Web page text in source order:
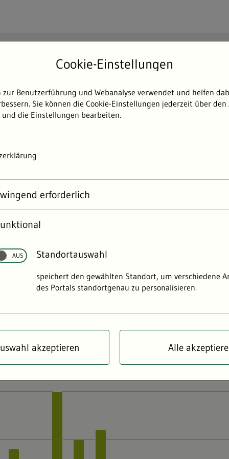
Themen Umweltdaten
das Land die Lebewesen
vor Atemnot
Neckar: Wie gezielte Belüftungsmaßnahmen
Fisch- und Muschelsterben in Baden-Württembergs
Cookie-Einstellungen
zur Benutzerführung und Webanalyse verwendet und helfen
Sie können die Cookie-Einstellungen jederzeit über
und die Einstellungen bearbeiten.
erforderlich
Standortauswahl
speichert den gewählten Standort, um verschiedene
des Portals standortgenau zu personalisieren.
akzeptieren Alle